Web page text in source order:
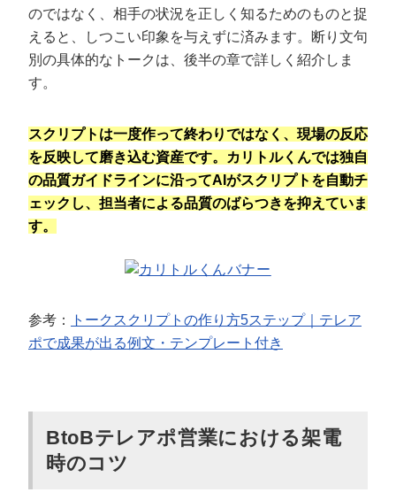
のではなく、相手の状況を正しく知るためのものと捉
えると、しつこい印象を与えずに済みます。断り文句
別の具体的なトークは、後半の章で詳しく紹介しま
す。
スクリプトは一度作って終わりではなく、現場の反応
を反映して磨き込む資産です。カリトルくんでは独自
の品質ガイドラインに沿ってAIがスクリプトを自動チ
ェックし、担当者による品質のばらつきを抑えていま
す。
参考：
トークスクリプトの作り方5ステップ｜テレア
ポで成果が出る例文・テンプレート付き
BtoBテレアポ営業における架電
時のコツ